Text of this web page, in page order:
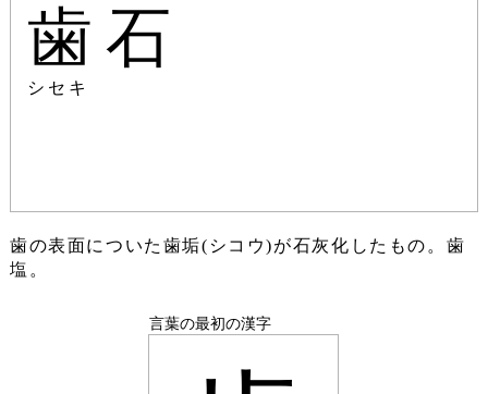
歯石
シセキ
歯の表面についた歯垢(シコウ)が石灰化したもの。歯
塩。
言葉の最初の漢字